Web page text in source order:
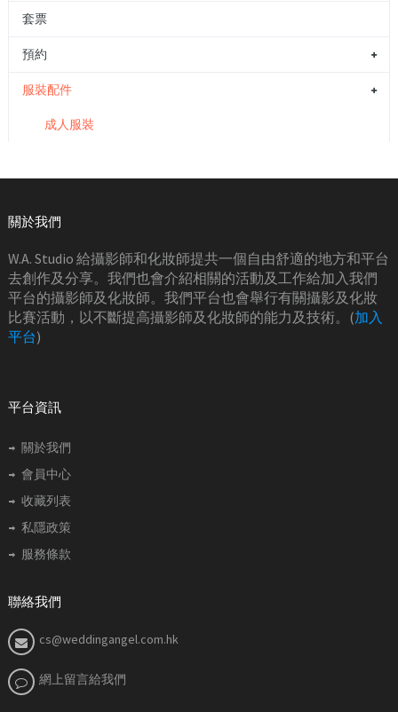
套票
預約
服裝配件
成人服裝
關於我們
W.A. Studio 給攝影師和化妝師提共一個自由舒適的地方和平台
去創作及分享。我們也會介紹相關的活動及工作給加入我們
平台的攝影師及化妝師。我們平台也會舉行有關攝影及化妝
比賽活動，以不斷提高攝影師及化妝師的能力及技術。(加入
平台)
平台資訊
關於我們
會員中心
收藏列表
私隱政策
服務條款
聯絡我們
cs@weddingangel.com.hk
網上留言給我們